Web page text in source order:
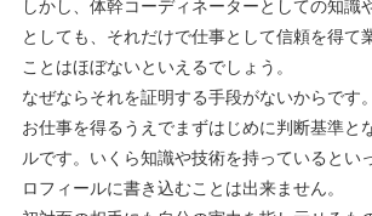
としても、それだけで仕事として信頼を得て
ことはほぼないといえるでしょう。
なぜならそれを証明する手段がないからです。
お仕事を得るうえでまずはじめに判断基準と
ルです。いくら知識や技術を持っているとい
ロフィールに書き込むことは出来ません。